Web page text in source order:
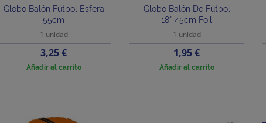
Globo Balón Fútbol Esfera
55cm
1 unidad
Precio
3,25 €
Añadir al carrito
Globo Balón De Fútbol
18"-45cm Foil
1 unidad
Precio
1,95 €
Añadir al carrito